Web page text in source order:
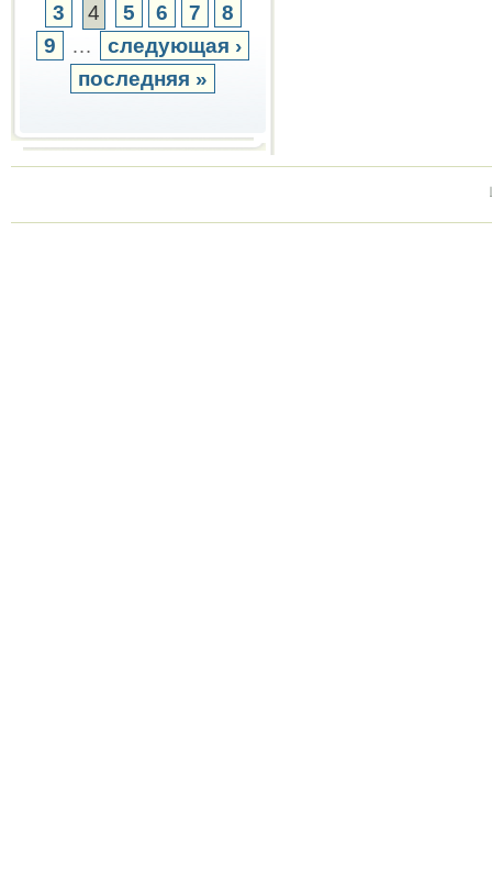
3
4 5 6 7
8
9
…
следующая ›
последняя »